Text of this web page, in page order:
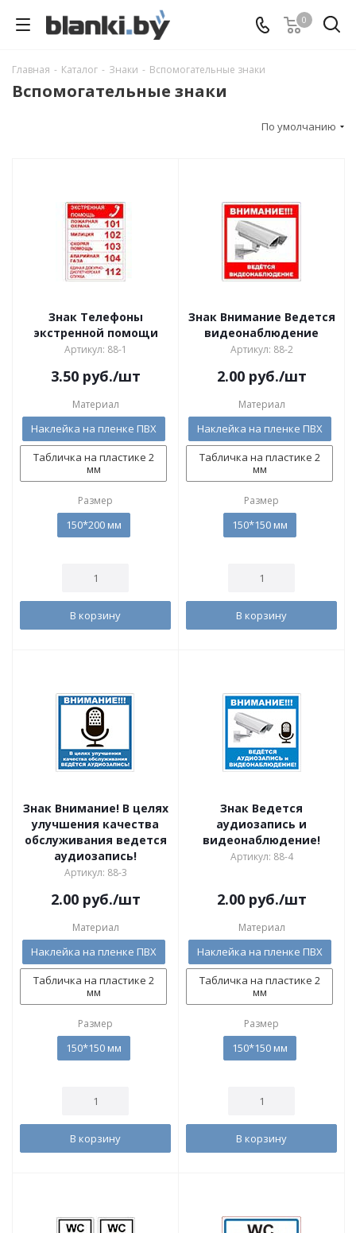
0
Главная - Каталог - Знаки - Вспомогательные знаки
Вспомогательные знаки
По умолчанию
Знак Телефоны
экстренной помощи
Артикул: 88-1
3.50руб./шт
Материал
Наклейка на пленке ПВХ
Табличка на пластике 2
мм
Размер
150*200 мм
В корзину
Знак Внимание Ведется
видеонаблюдение
Артикул: 88-2
2.00руб./шт
Материал
Наклейка на пленке ПВХ
Табличка на пластике 2
мм
Размер
150*150 мм
В корзину
Знак Внимание! В целях
улучшения качества
обслуживания ведется
аудиозапись!
Артикул: 88-3
2.00руб./шт
Материал
Наклейка на пленке ПВХ
Табличка на пластике 2
мм
Размер
150*150 мм
В корзину
Знак Ведется
аудиозапись и
видеонаблюдение!
Артикул: 88-4
2.00руб./шт
Материал
Наклейка на пленке ПВХ
Табличка на пластике 2
мм
Размер
150*150 мм
В корзину